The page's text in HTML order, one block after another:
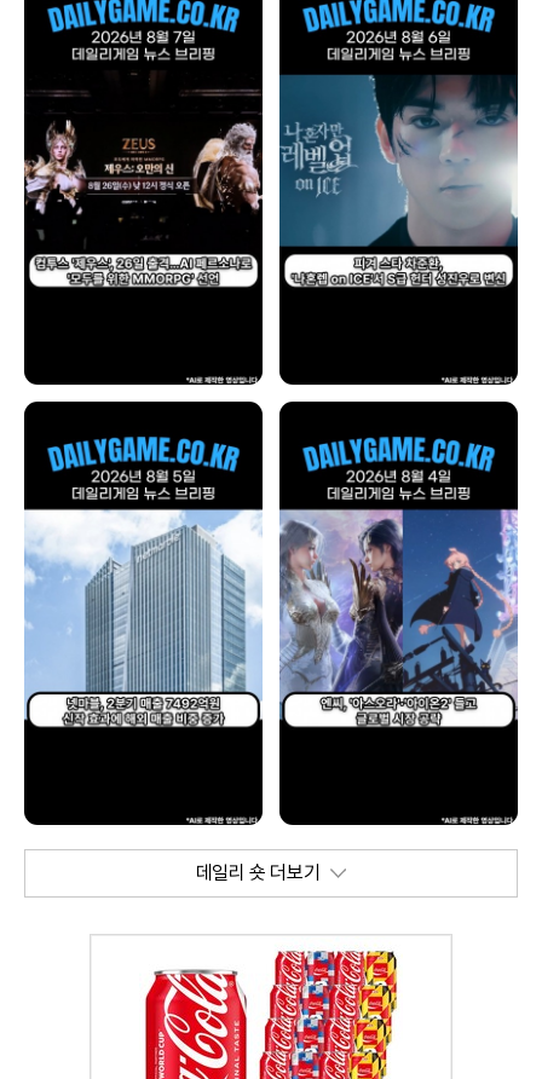
데일리 숏 더보기